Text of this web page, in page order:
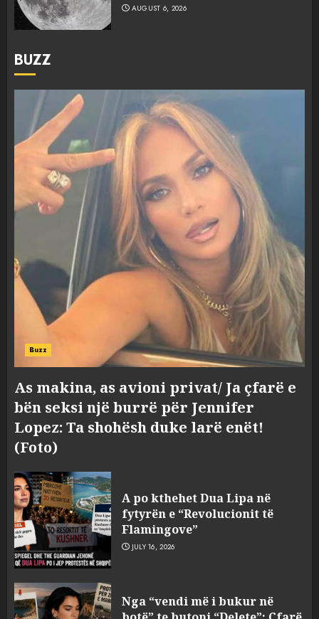
AUGUST 6, 2026
BUZZ
Buzz
As makina, as avioni privat/ Ja çfarë e
bën seksi një burrë për Jennifer
Lopez: Ta shohësh duke larë enët!
(Foto)
A po kthehet Dua Lipa në
fytyrën e “Revolucionit të
Flamingove”
JULY 16, 2026
Nga “vendi më i bukur në
pas fundosjes anija e rrallë